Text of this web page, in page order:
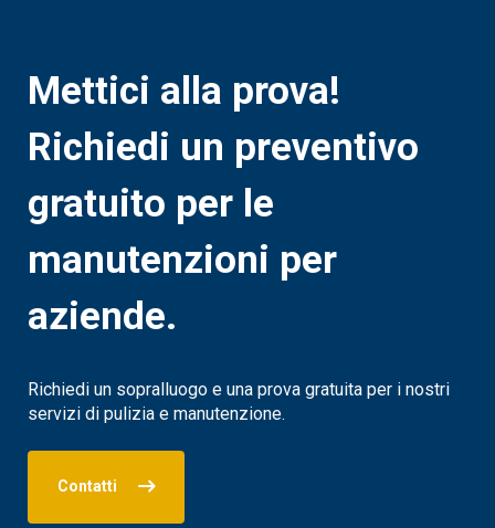
Mettici alla prova!
Richiedi un preventivo
gratuito per le
manutenzioni per
aziende.
Richiedi un sopralluogo e una prova gratuita per i nostri
servizi di pulizia e manutenzione.
Contatti